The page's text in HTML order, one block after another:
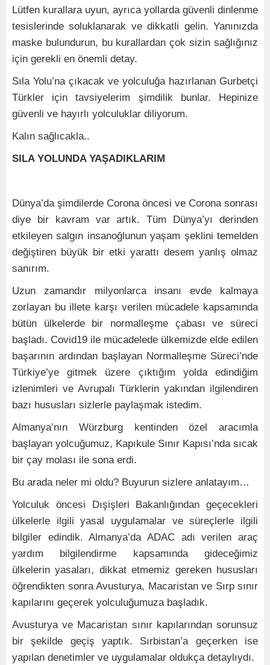
Lütfen kurallara uyun, ayrıca yollarda güvenli dinlenme
tesislerinde soluklanarak ve dikkatli gelin. Yanınızda
maske bulundurun, bu kurallardan çok sizin sağlığınız
için gerekli en önemli detay.
Sıla Yolu’na çıkacak ve yolculuğa hazırlanan Gurbetçi
Türkler için tavsiyelerim şimdilik bunlar. Hepinize
güvenli ve hayırlı yolculuklar diliyorum.
Kalın sağlıcakla..
SILA YOLUNDA YAŞADIKLARIM
Dünya’da şimdilerde Corona öncesi ve Corona sonrası
diye bir kavram var artık. Tüm Dünya’yı derinden
etkileyen salgın insanoğlunun yaşam şeklini temelden
değiştiren büyük bir etki yarattı desem yanlış olmaz
sanırım.
Uzun zamandır milyonlarca insanı evde kalmaya
zorlayan bu illete karşı verilen mücadele kapsamında
bütün ülkelerde bir normalleşme çabası ve süreci
başladı. Covid19 ile mücadelede ülkemizde elde edilen
başarının ardından başlayan Normalleşme Süreci’nde
Türkiye’ye gitmek üzere çıktığım yolda edindiğim
izlenimleri ve Avrupalı Türklerin yakından ilgilendiren
bazı hususları sizlerle paylaşmak istedim.
Almanya’nın Würzburg kentinden özel aracımla
başlayan yolcuğumuz, Kapıkule Sınır Kapısı’nda sıcak
bir çay molası ile sona erdi.
Bu arada neler mi oldu? Buyurun sizlere anlatayım…
Yolculuk öncesi Dışişleri Bakanlığından geçecekleri
ülkelerle ilgili yasal uygulamalar ve süreçlerle ilgili
bilgiler edindik. Almanya’da ADAC adı verilen araç
yardım bilgilendirme kapsamında gideceğimiz
ülkelerin yasaları, dikkat etmemiz gereken hususları
öğrendikten sonra Avusturya, Macaristan ve Sırp sınır
kapılarını geçerek yolculuğumuza başladık.
Avusturya ve Macaristan sınır kapılarından sorunsuz
bir şekilde geçiş yaptık. Sırbistan’a geçerken ise
yapılan denetimler ve uygulamalar oldukça detaylıydı.